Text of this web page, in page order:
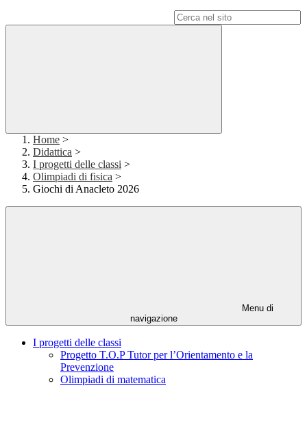
Home >
Didattica >
I progetti delle classi >
Olimpiadi di fisica >
Giochi di Anacleto 2026
Menu di
navigazione
I progetti delle classi
Progetto T.O.P Tutor per l’Orientamento e la
Prevenzione
Olimpiadi di matematica